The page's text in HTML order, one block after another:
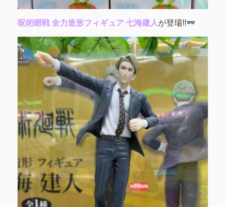
呪術廻戦 全力造形フィギュア 七海建人 が登場!!